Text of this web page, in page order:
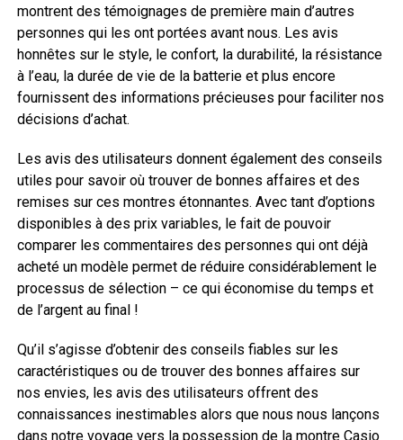
montrent des témoignages de première main d’autres
personnes qui les ont portées avant nous. Les avis
honnêtes sur le style, le confort, la durabilité, la résistance
à l’eau, la durée de vie de la batterie et plus encore
fournissent des informations précieuses pour faciliter nos
décisions d’achat.
Les avis des utilisateurs donnent également des conseils
utiles pour savoir où trouver de bonnes affaires et des
remises sur ces montres étonnantes. Avec tant d’options
disponibles à des prix variables, le fait de pouvoir
comparer les commentaires des personnes qui ont déjà
acheté un modèle permet de réduire considérablement le
processus de sélection – ce qui économise du temps et
de l’argent au final !
Qu’il s’agisse d’obtenir des conseils fiables sur les
caractéristiques ou de trouver des bonnes affaires sur
nos envies, les avis des utilisateurs offrent des
connaissances inestimables alors que nous nous lançons
dans notre voyage vers la possession de la montre Casio